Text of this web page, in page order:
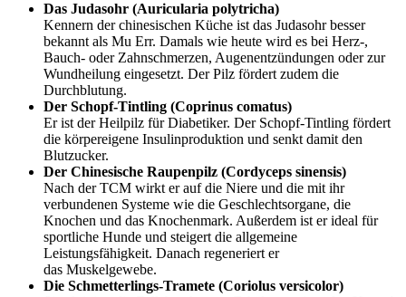
Das Judasohr (Auricularia polytricha)
Kennern der chinesischen Küche ist das Judasohr besser
bekannt als Mu Err. Damals wie heute wird es bei Herz-,
Bauch- oder Zahnschmerzen, Augenentzündungen oder zur
Wundheilung eingesetzt. Der Pilz fördert zudem die
Durchblutung.
Der Schopf-Tintling (Coprinus comatus)
Er ist der Heilpilz für Diabetiker. Der Schopf-Tintling fördert
die körpereigene Insulinproduktion und senkt damit den
Blutzucker.
Der Chinesische Raupenpilz (Cordyceps sinensis)
Nach der TCM wirkt er auf die Niere und die mit ihr
verbundenen Systeme wie die Geschlechtsorgane, die
Knochen und das Knochenmark. Außerdem ist er ideal für
sportliche Hunde und steigert die allgemeine
Leistungsfähigkeit. Danach regeneriert er
das Muskelgewebe.
Die Schmetterlings-Tramete (Coriolus versicolor)